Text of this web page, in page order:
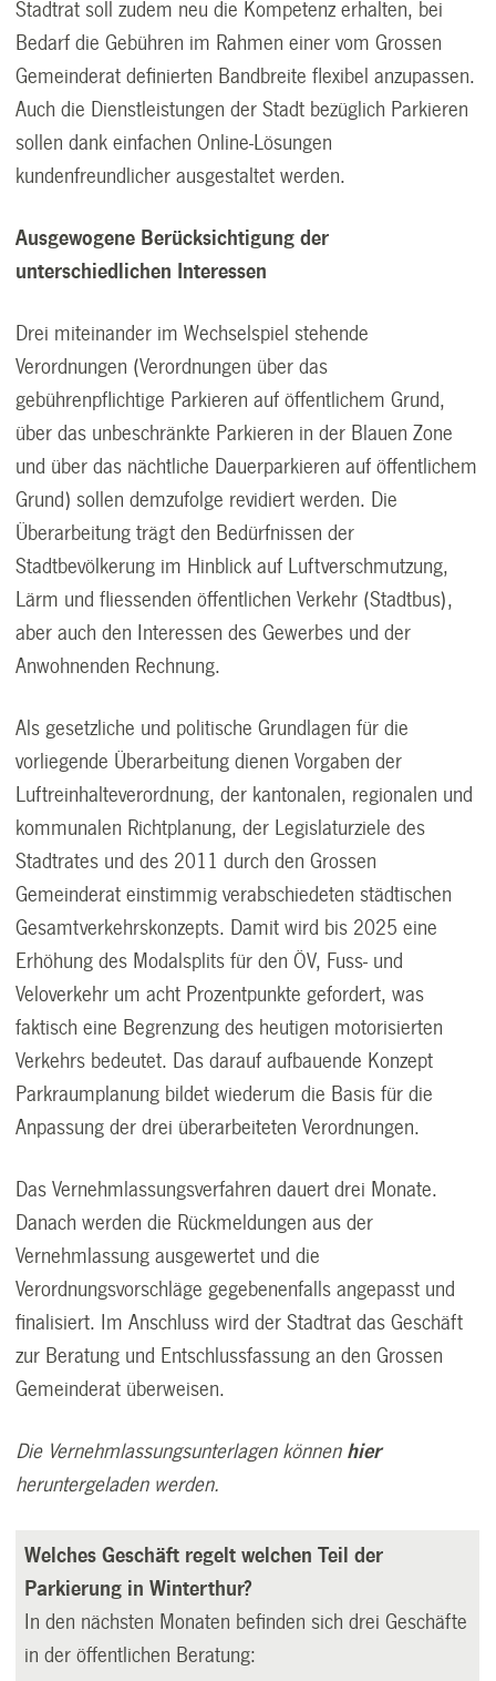
Stadtrat soll zudem neu die Kompetenz erhalten, bei
Bedarf die Gebühren im Rahmen einer vom Grossen
Gemeinderat definierten Bandbreite flexibel anzupassen.
Auch die Dienstleistungen der Stadt bezüglich Parkieren
sollen dank einfachen Online-Lösungen
kundenfreundlicher ausgestaltet werden.
Ausgewogene Berücksichtigung der
unterschiedlichen Interessen
Drei miteinander im Wechselspiel stehende
Verordnungen (Verordnungen über das
gebührenpflichtige Parkieren auf öffentlichem Grund,
über das unbeschränkte Parkieren in der Blauen Zone
und über das nächtliche Dauerparkieren auf öffentlichem
Grund) sollen demzufolge revidiert werden. Die
Überarbeitung trägt den Bedürfnissen der
Stadtbevölkerung im Hinblick auf Luftverschmutzung,
Lärm und fliessenden öffentlichen Verkehr (Stadtbus),
aber auch den Interessen des Gewerbes und der
Anwohnenden Rechnung.
Als gesetzliche und politische Grundlagen für die
vorliegende Überarbeitung dienen Vorgaben der
Luftreinhalteverordnung, der kantonalen, regionalen und
kommunalen Richtplanung, der Legislaturziele des
Stadtrates und des 2011 durch den Grossen
Gemeinderat einstimmig verabschiedeten städtischen
Gesamtverkehrskonzepts. Damit wird bis 2025 eine
Erhöhung des Modalsplits für den ÖV, Fuss- und
Veloverkehr um acht Prozentpunkte gefordert, was
faktisch eine Begrenzung des heutigen motorisierten
Verkehrs bedeutet. Das darauf aufbauende Konzept
Parkraumplanung bildet wiederum die Basis für die
Anpassung der drei überarbeiteten Verordnungen.
Das Vernehmlassungsverfahren dauert drei Monate.
Danach werden die Rückmeldungen aus der
Vernehmlassung ausgewertet und die
Verordnungsvorschläge gegebenenfalls angepasst und
finalisiert. Im Anschluss wird der Stadtrat das Geschäft
zur Beratung und Entschlussfassung an den Grossen
Gemeinderat überweisen.
Die Vernehmlassungsunterlagen können hier
heruntergeladen werden.
Welches Geschäft regelt welchen Teil der
Parkierung in Winterthur?
In den nächsten Monaten befinden sich drei Geschäfte
in der öffentlichen Beratung: